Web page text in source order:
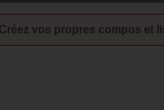
Créez vos propres compos et